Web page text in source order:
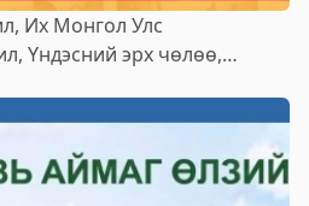
Их Монгол Улс
Үндэсний эрх чөлөө,
ДУНДГОВЬ аймаг
ой, Сайнцагаан сум үүсгэн
бүсийн х